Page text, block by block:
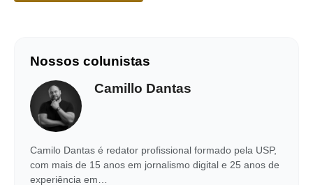
Nossos colunistas
Camillo Dantas
Camilo Dantas é redator profissional formado pela USP,
com mais de 15 anos em jornalismo digital e 25 anos de
experiência em…